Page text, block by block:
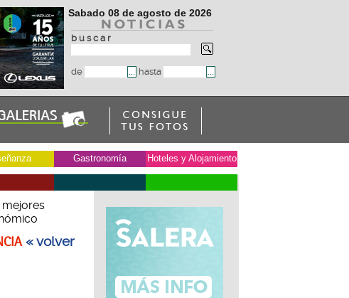
Sabado 08 de agosto de 2026
b u s c a r
de hasta
Gastronomía Hoteles y Alojamiento
« volver